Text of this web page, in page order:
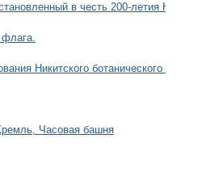
полуострова до Малой Азии.
в честь 200-летия
флага.
Никитского ботанического сада.
и дом завозника.
Часовая башня